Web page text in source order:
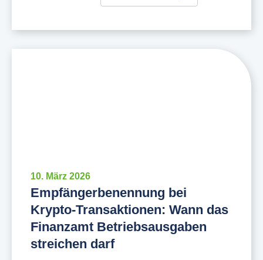
10. März 2026
Empfängerbenennung bei
Krypto-Transaktionen: Wann das
Finanzamt Betriebsausgaben
streichen darf